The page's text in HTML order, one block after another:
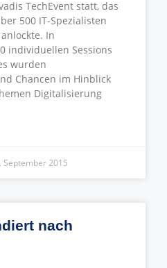
TechEvent statt, das
500 IT-Spezialisten
In
individuellen Sessions
wurden
Chancen im Hinblick
Digitalisierung
September 2015
nach